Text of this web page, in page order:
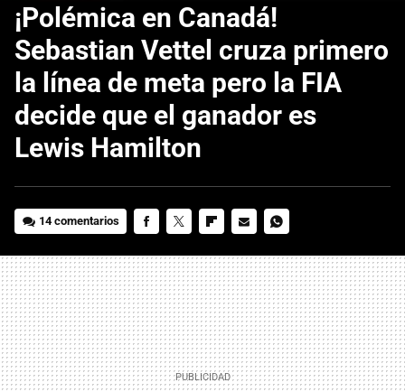
¡Polémica en Canadá!
Sebastian Vettel cruza primero
la línea de meta pero la FIA
decide que el ganador es
Lewis Hamilton
14 comentarios
MAIL